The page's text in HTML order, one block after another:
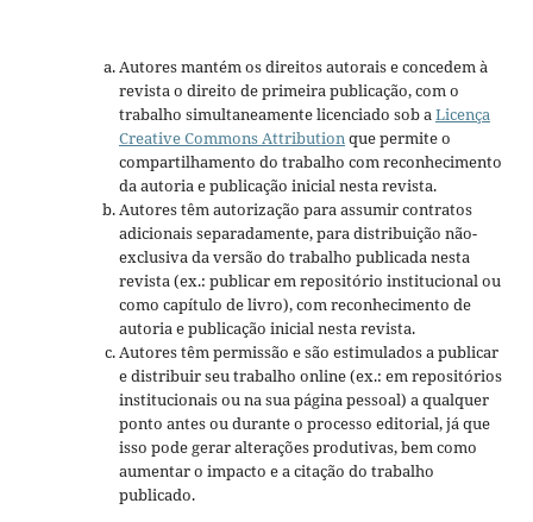
Autores mantém os direitos autorais e concedem à
revista o direito de primeira publicação, com o
trabalho simultaneamente licenciado sob a Licença
Creative Commons Attribution que permite o
compartilhamento do trabalho com reconhecimento
da autoria e publicação inicial nesta revista.
Autores têm autorização para assumir contratos
adicionais separadamente, para distribuição não-
exclusiva da versão do trabalho publicada nesta
revista (ex.: publicar em repositório institucional ou
como capítulo de livro), com reconhecimento de
autoria e publicação inicial nesta revista.
Autores têm permissão e são estimulados a publicar
e distribuir seu trabalho online (ex.: em repositórios
institucionais ou na sua página pessoal) a qualquer
ponto antes ou durante o processo editorial, já que
isso pode gerar alterações produtivas, bem como
aumentar o impacto e a citação do trabalho
publicado.